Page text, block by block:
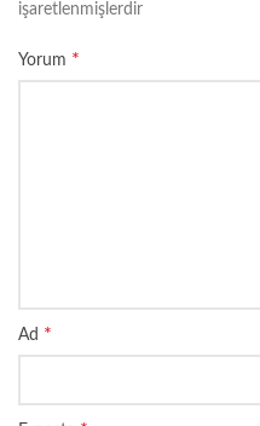
işaretlenmişlerdir
Yorum *
Ad *